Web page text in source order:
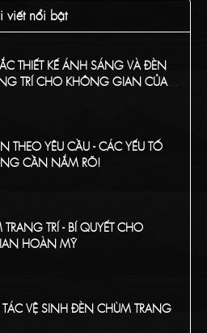
TRANG TRÍ
viết nổi bật
THIẾT KẾ ÁNH SÁNG VÀ ĐÈN
TRÍ CHO KHÔNG GIAN CỦA
THEO YÊU CẦU - CÁC YẾU TỐ
CẦN NẮM RÕ!
TRÍ - BÍ QUYẾT CHO
HOÀN MỸ
VỆ SINH ĐÈN CHÙM TRANG